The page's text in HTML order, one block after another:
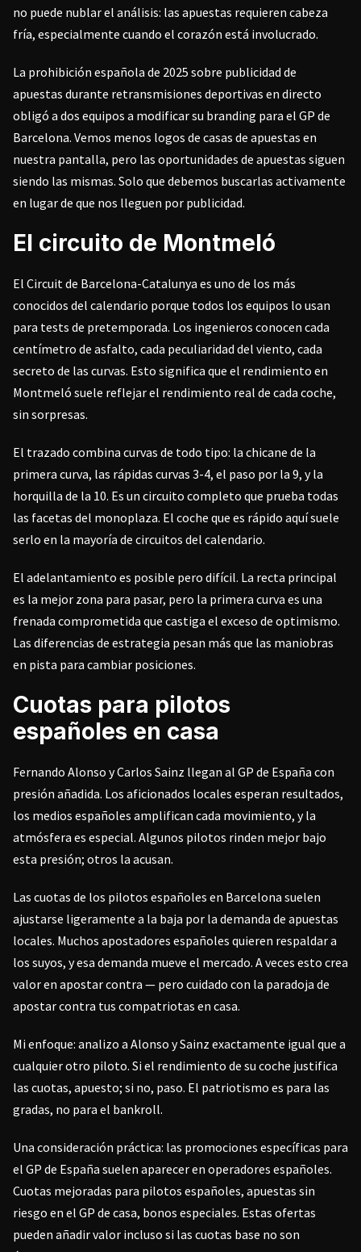
no puede nublar el análisis: las apuestas requieren cabeza
fría, especialmente cuando el corazón está involucrado.
La prohibición española de 2025 sobre publicidad de
apuestas durante retransmisiones deportivas en directo
obligó a dos equipos a modificar su branding para el GP de
Barcelona. Vemos menos logos de casas de apuestas en
nuestra pantalla, pero las oportunidades de apuestas siguen
siendo las mismas. Solo que debemos buscarlas activamente
en lugar de que nos lleguen por publicidad.
El circuito de Montmeló
El Circuit de Barcelona-Catalunya es uno de los más
conocidos del calendario porque todos los equipos lo usan
para tests de pretemporada. Los ingenieros conocen cada
centímetro de asfalto, cada peculiaridad del viento, cada
secreto de las curvas. Esto significa que el rendimiento en
Montmeló suele reflejar el rendimiento real de cada coche,
sin sorpresas.
El trazado combina curvas de todo tipo: la chicane de la
primera curva, las rápidas curvas 3-4, el paso por la 9, y la
horquilla de la 10. Es un circuito completo que prueba todas
las facetas del monoplaza. El coche que es rápido aquí suele
serlo en la mayoría de circuitos del calendario.
El adelantamiento es posible pero difícil. La recta principal
es la mejor zona para pasar, pero la primera curva es una
frenada comprometida que castiga el exceso de optimismo.
Las diferencias de estrategia pesan más que las maniobras
en pista para cambiar posiciones.
Cuotas para pilotos
españoles en casa
Fernando Alonso y Carlos Sainz llegan al GP de España con
presión añadida. Los aficionados locales esperan resultados,
los medios españoles amplifican cada movimiento, y la
atmósfera es especial. Algunos pilotos rinden mejor bajo
esta presión; otros la acusan.
Las cuotas de los pilotos españoles en Barcelona suelen
ajustarse ligeramente a la baja por la demanda de apuestas
locales. Muchos apostadores españoles quieren respaldar a
los suyos, y esa demanda mueve el mercado. A veces esto crea
valor en apostar contra — pero cuidado con la paradoja de
apostar contra tus compatriotas en casa.
Mi enfoque: analizo a Alonso y Sainz exactamente igual que a
cualquier otro piloto. Si el rendimiento de su coche justifica
las cuotas, apuesto; si no, paso. El patriotismo es para las
gradas, no para el bankroll.
Una consideración práctica: las promociones específicas para
el GP de España suelen aparecer en operadores españoles.
Cuotas mejoradas para pilotos españoles, apuestas sin
riesgo en el GP de casa, bonos especiales. Estas ofertas
pueden añadir valor incluso si las cuotas base no son